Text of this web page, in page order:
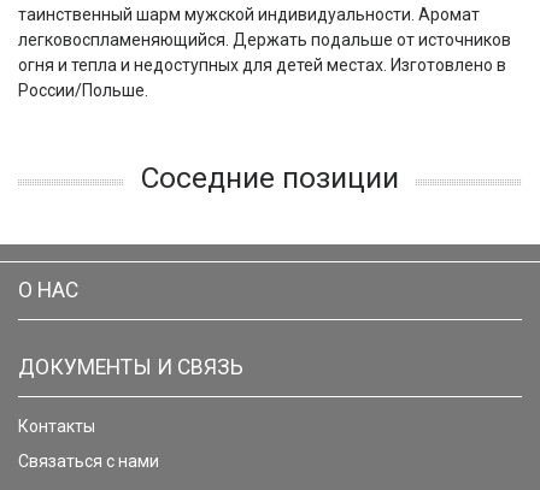
таинственный шарм мужской индивидуальности. Аромат
легковоспламеняющийся. Держать подальше от источников
огня и тепла и недоступных для детей местах. Изготовлено в
России/Польше.
Соседние позиции
О НАС
ДОКУМЕНТЫ И СВЯЗЬ
Контакты
Связаться с нами